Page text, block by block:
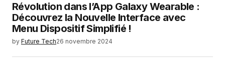
Révolution dans l’App Galaxy Wearable :
Découvrez la Nouvelle Interface avec
Menu Dispositif Simplifié !
by Future Tech26 novembre 2024